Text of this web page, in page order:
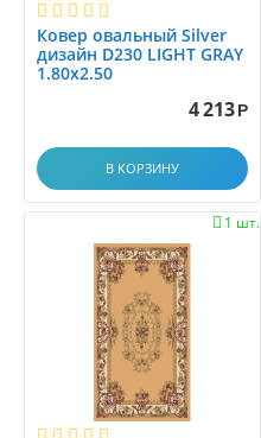
1.17x1.17
1.1x1.5
1.1x1.88
1.25x1.5
1.25x4.0
1.2x1.4
1.2x1.45
1.2x1.5
1.2x1.7
1.2x1.8
1.2x2.0
Ковер овальный Silver
дизайн D230 LIGHT GRAY
1.80x2.50
4 213 Р
В КОРЗИНУ
1 шт.
